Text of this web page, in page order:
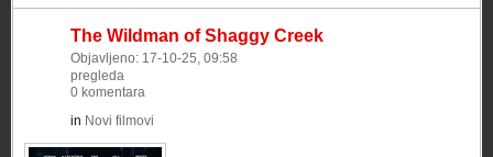
The Wildman of Shaggy Creek
Objavljeno: 17-10-25, 09:58
pregleda
0 komentara
in Novi filmovi